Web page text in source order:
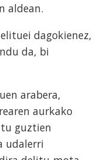
aldean.
dagokienez,
da, bi
arabera,
aurkako
guztien
udalerri